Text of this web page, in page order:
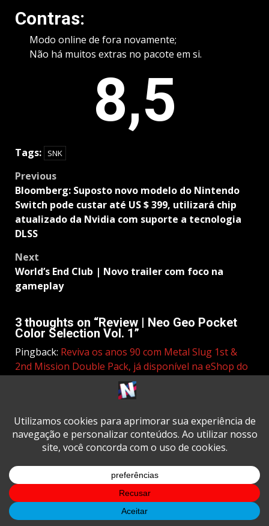
Contras:
Modo online de fora novamente;
Não há muitos extras no pacote em si.
8,5
Tags: SNK
Post
navigation
Previous
Bloomberg: Suposto novo modelo do Nintendo
Switch pode custar até US $ 399, utilizará chip
atualizado da Nvidia com suporte a tecnologia
DLSS
Next
World’s End Club | Novo trailer com foco na
gameplay
3 thoughts on “Review | Neo Geo Pocket
Color Selection Vol. 1”
Pingback: Reviva os anos 90 com Metal Slug 1st &
2nd Mission Double Pack, já disponível na eShop do
Nintendo Switch – NintendoBoy
Review | METAL SLUG 1ST & 2ND
Pingback: O Slim é realmente o melhor Neo Geo
Pocket? O que está por trás da corrida por portáteis
clássicos
Deixe um comentário
O seu endereço de e-mail não será
publicado.Campos obrigatórios são
marcados com*